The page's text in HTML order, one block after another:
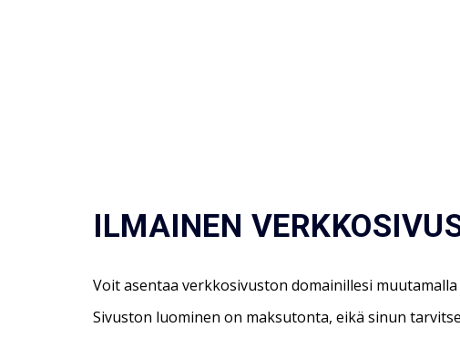
ILMAINEN
Voit asentaa verkkosivuston domainillesi
Sivuston luominen on maksutonta, eikä sinun